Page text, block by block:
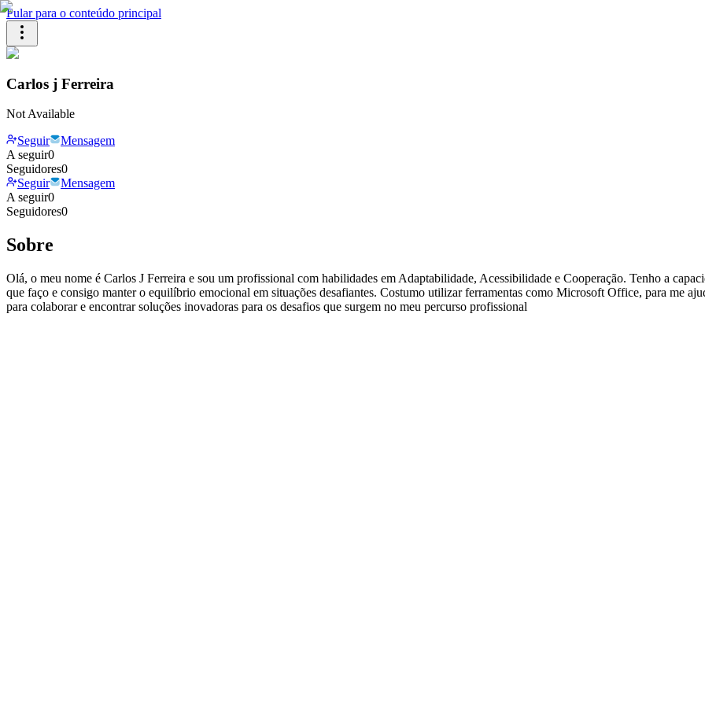
Pular para o conteúdo principal
Carlos j Ferreira
Not Available
Seguir
Mensagem
A seguir0
Seguidores0
Seguir
Mensagem
A seguir0
Seguidores0
Sobre
Olá, o meu nome é Carlos J Ferreira e sou um profissional com habilidades em Adaptabilidade, Acessibilidade e Cooperação. Tenho a
que faço e consigo manter o equilíbrio emocional em situações desafiantes. Costumo utilizar ferramentas como Microsoft Office, para me
para colaborar e encontrar soluções inovadoras para os desafios que surgem no meu percurso profissional